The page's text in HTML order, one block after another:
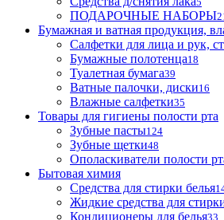
ПОДАРОЧНЫЕ НАБОРЫ
Бумажная и ватная продукция,
Салфетки для лица и рук,
Бумажные полотенца18
Туалетная бумага39
Ватные палочки, диски16
Влажные салфетки35
Товары для гигиены полости рта
Зубные пасты124
Зубные щетки48
Ополаскиватели полости
Бытовая химия
Средства для стирки белья
Жидкие средства для
Кондиционеры для белья33